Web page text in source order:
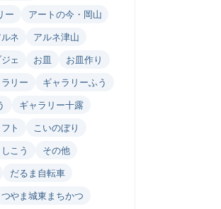
ー
アートの今・岡山
ネ
アルネ津山
ェ お皿
お皿作り
リー
ギャラリーふう
ギャラリー十露
ト
こいのぼり
こう
その他
だるま自転車
つやま城東まちかつ